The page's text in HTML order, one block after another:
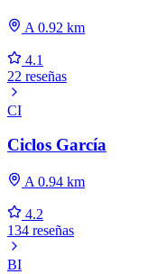
A 0.92 km
4.1
22 reseñas
CI
Ciclos García
A 0.94 km
4.2
134 reseñas
BI